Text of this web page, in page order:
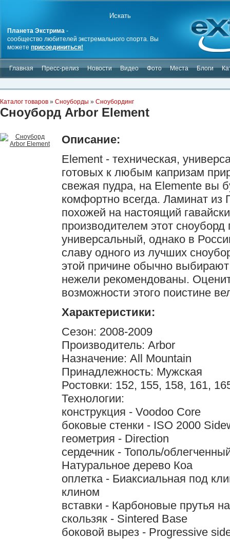
Планета Экстрима -
сообщество любителей экстремального спорта. Вы
можете присоединиться!
Главная Пресс-релиз Новости Видео Фото Места Блоги
Каталог товаров » Сноуборды » Сноубординг
Сноуборд Arbor Element
Описание:
Element - техническая,
готовых к любым капризам
свежая пудра, на Elemente вы
комфортно всегда. Ламинат из
похожей на настоящий
производителем этот сноуборд
универсальный, однако в
славу одного из лучших
этой причине обычно
нежели рекомендованы.
возможности этого поистине
Характеристики:
Сезон: 2008-2009
Производитель: Arbor
Назначение: All Mountain
Принадлежность: Мужская
Ростовки: 152, 155, 158, 161,
Технологии:
конструкция - Voodoo Core
боковые стенки - ISO 2000
геометрия - Direction
сердечник - Тополь/
Натуральное дерево Коа
оплетка - Биаксиальная под
клином
вставки - Карбоновые прутья
скользяк - Sintered Base
боковой вырез - Progressive